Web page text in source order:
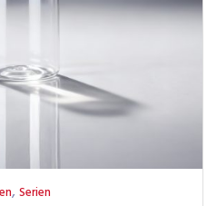
, Serien